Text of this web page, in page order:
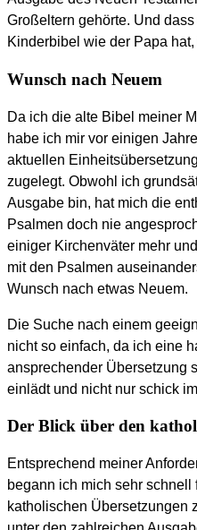
Großeltern gehörte. Und
Kinderbibel wie der Papa
Wunsch nach Neuem
Da ich die alte Bibel meiner
habe ich mir vor einigen
aktuellen
zugelegt. Obwohl ich
Ausgabe bin, hat mich die
Psalmen doch nie
einiger Kirchenväter mehr
mit den Psalmen
Wunsch nach etwas Neuem.
Die Suche nach einem
nicht so einfach, da ich eine
ansprechender Übersetzung
einlädt und nicht nur schick
Der Blick über den
Entsprechend meiner
begann ich mich sehr schnell
katholischen Übersetzungen